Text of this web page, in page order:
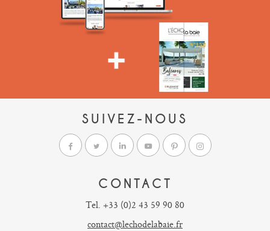
SUIVEZ-NOUS
CONTACT
Tel. +33 (0)2 43 59 90 80
contact@lechodelabaie.fr